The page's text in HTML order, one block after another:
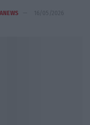
16/05/2026